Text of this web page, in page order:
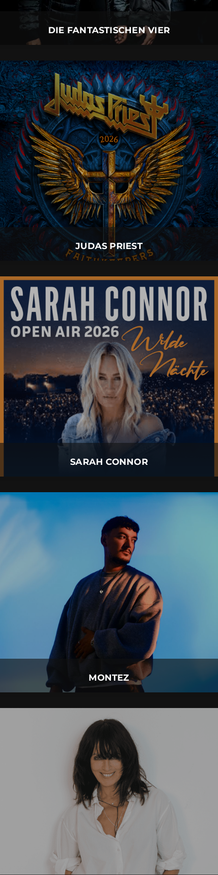
DIE FANTASTISCHEN VIER
Mehr Details
JUDAS PRIEST
JUDAS PRIEST
JUDAS PRIEST
06. August 2026 | Donnerstag | Neu-Ulm
Mehr Details
SARAH CONNOR
SARAH CONNOR
SARAH CONNOR
2026 | Freitag | Füssen
MONTEZ
MONTEZ
MONTEZ
Donnerstag |
Mehr Details
NENA
NENA
Oktober 2027 | Mittwoch |